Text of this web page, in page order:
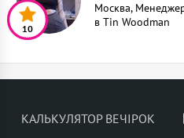
Москва,
в Tin Woodman
10
КАЛЬКУЛЯТОР ВЕЧІРОК